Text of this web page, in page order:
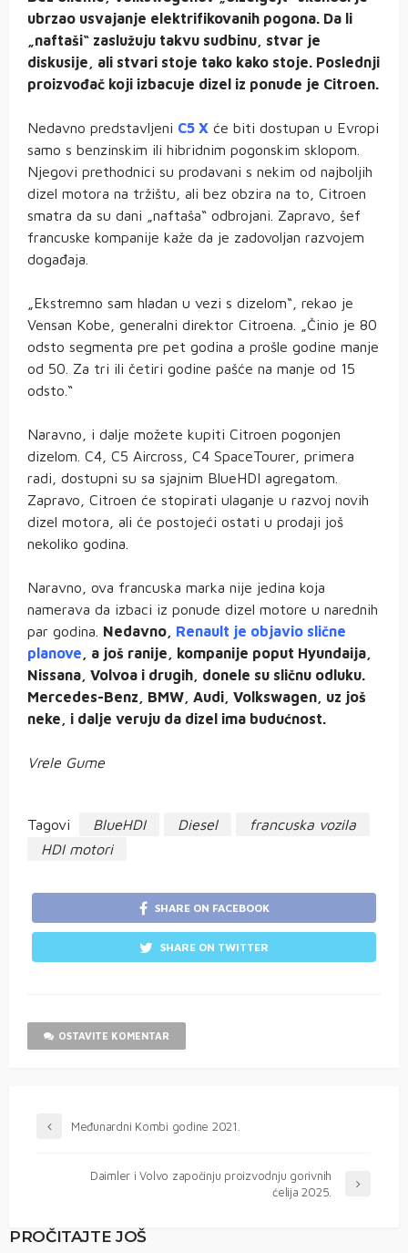
ubrzao usvajanje elektrifikovanih pogona. Da li
„naftaši“ zaslužuju takvu sudbinu, stvar je
diskusije, ali stvari stoje tako kako stoje. Poslednji
proizvođač koji izbacuje dizel iz ponude je Citroen.
Nedavno predstavljeni C5 X će biti dostupan u Evropi
samo s benzinskim ili hibridnim pogonskim sklopom.
Njegovi prethodnici su prodavani s nekim od najboljih
dizel motora na tržištu, ali bez obzira na to, Citroen
smatra da su dani „naftaša“ odbrojani. Zapravo, šef
francuske kompanije kaže da je zadovoljan razvojem
događaja.
„Ekstremno sam hladan u vezi s dizelom“, rekao je
Vensan Kobe, generalni direktor Citroena. „Činio je 80
odsto segmenta pre pet godina a prošle godine manje
od 50. Za tri ili četiri godine pašće na manje od 15
odsto.“
Naravno, i dalje možete kupiti Citroen pogonjen
dizelom. C4, C5 Aircross, C4 SpaceTourer, primera
radi, dostupni su sa sjajnim BlueHDI agregatom.
Zapravo, Citroen će stopirati ulaganje u razvoj novih
dizel motora, ali će postojeći ostati u prodaji još
nekoliko godina.
Naravno, ova francuska marka nije jedina koja
namerava da izbaci iz ponude dizel motore u narednih
par godina. Nedavno, Renault je objavio slične
planove , a još ranije, kompanije poput Hyundaija,
Nissana, Volvoa i drugih, donele su sličnu odluku.
Mercedes-Benz, BMW, Audi, Volkswagen, uz još
neke, i dalje veruju da dizel ima budućnost.
Vrele Gume
Tagovi BlueHDI Diesel
francuska vozila
HDI motori
SHARE ON FACEBOOK
SHARE ON TWITTER
OSTAVITE KOMENTAR
Međunardni Kombi godine 2021.
Daimler i Volvo započinju proizvodnju gorivnih
ćelija 2025.
PROČITAJTE JOŠ